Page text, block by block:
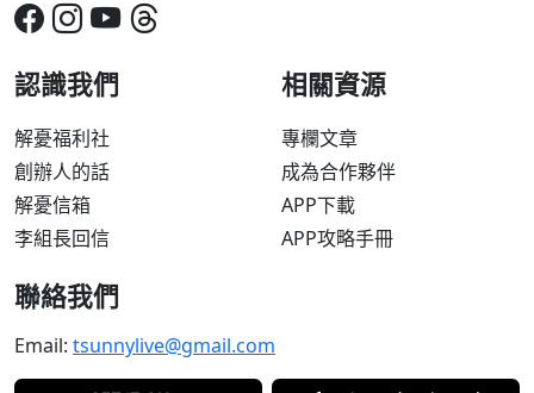
認識我們
解憂福利社
創辦人的話
解憂信箱
李組長回信
相關資源
專欄文章
成為合作夥伴
APP下載
APP攻略手冊
聯絡我們
Email: tsunnylive@gmail.com